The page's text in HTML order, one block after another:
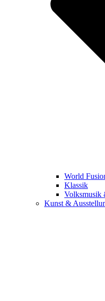
World
Klassik
Volksmusik
Kunst &